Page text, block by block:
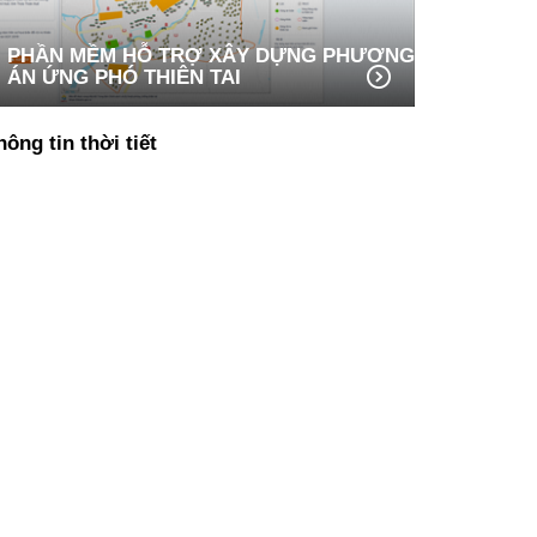
PHẦN MỀM HỖ TRỢ XÂY DỰNG PHƯƠNG
ÁN ỨNG PHÓ THIÊN TAI
tin thời tiết